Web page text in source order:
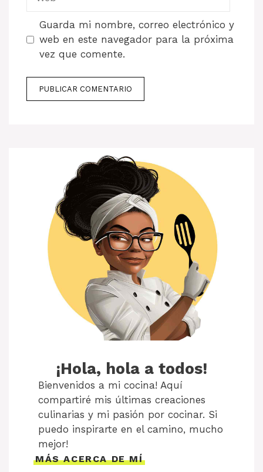
Guarda mi nombre, correo electrónico y
web en este navegador para la próxima
vez que comente.
¡Hola, hola a todos!
Bienvenidos a mi cocina! Aquí
compartiré mis últimas creaciones
culinarias y mi pasión por cocinar. Si
puedo inspirarte en el camino, mucho
mejor!
MÁS ACERCA DE MÍ